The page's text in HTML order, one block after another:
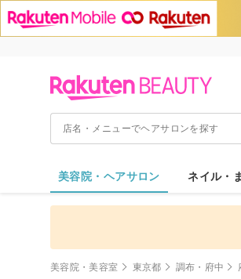
美容院・ヘアサロン ネイル・
美容院・美容室 東京都 調布・府中